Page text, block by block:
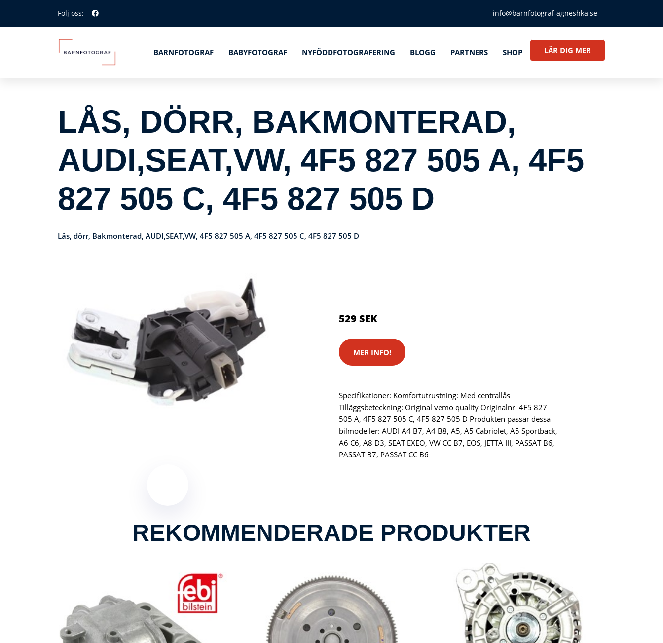
Följ oss: info@barnfotograf-agneshka.se
BARNFOTOGRAF BABYFOTOGRAF NYFÖDDFOTOGRAFERING BLOGG PARTNERS SHOP LÄR DIG MER
LÅS, DÖRR, BAKMONTERAD,
AUDI,SEAT,VW, 4F5 827 505 A, 4F5
827 505 C, 4F5 827 505 D
Lås, dörr, Bakmonterad, AUDI,SEAT,VW, 4F5 827 505 A, 4F5 827 505 C, 4F5 827 505 D
529 SEK
MER INFO!
Specifikationer: Komfortutrustning: Med centrallås
Tilläggsbeteckning: Original vemo quality Originalnr: 4F5 827
505 A, 4F5 827 505 C, 4F5 827 505 D Produkten passar dessa
bilmodeller: AUDI A4 B7, A4 B8, A5, A5 Cabriolet, A5 Sportback,
A6 C6, A8 D3, SEAT EXEO, VW CC B7, EOS, JETTA III, PASSAT B6,
PASSAT B7, PASSAT CC B6
REKOMMENDERADE PRODUKTER